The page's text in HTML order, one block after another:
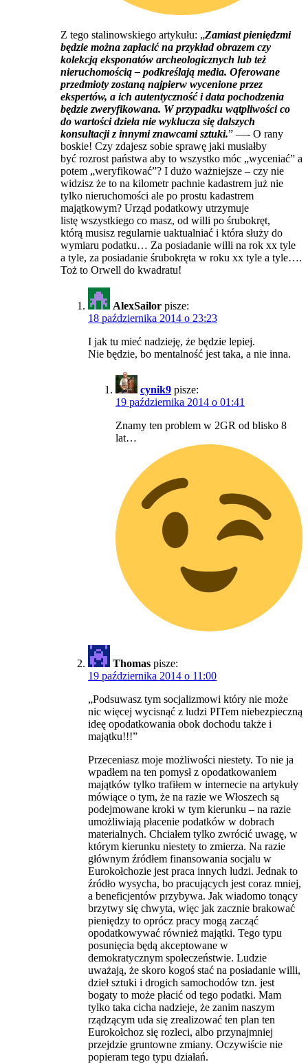
Z tego stalinowskiego artykułu: „Zamiast pieniędzmi
będzie można zapłacić na przykład obrazem czy
kolekcją eksponatów archeologicznych lub też
nieruchomością – podkreślają media. Oferowane
przedmioty zostaną najpierw wycenione przez
ekspertów, a ich autentyczność i data pochodzenia
będzie zweryfikowana. W przypadku wątpliwości co
do wartości dzieła nie wyklucza się dalszych
konsultacji z innymi znawcami sztuki.” —- O rany
boskie! Czy zdajesz sobie sprawę jaki musiałby
być rozrost państwa aby to wszystko móc „wyceniać” a
potem „weryfikować”? I dużo ważniejsze – czy nie
widzisz że to na kilometr pachnie kadastrem już nie
tylko nieruchomości ale po prostu kadastrem
majątkowym? Urząd podatkowy utrzymuje
listę wszystkiego co masz, od willi po śrubokręt,
którą musisz regularnie uaktualniać i która służy do
wymiaru podatku… Za posiadanie willi na rok xx tyle
a tyle, za posiadanie śrubokręta w roku xx tyle a tyle….
Toż to Orwell do kwadratu!
AlexSailor pisze:
18 października 2014 o 23:23
I jak tu mieć nadzieję, że będzie lepiej.
Nie będzie, bo mentalność jest taka, a nie inna.
cynik9 pisze:
19 października 2014 o 01:41
Znamy ten problem w 2GR od blisko 8
lat…
Thomas pisze:
19 października 2014 o 11:00
„Podsuwasz tym socjalizmowi który nie może
nic więcej wycisnąć z ludzi PITem niebezpieczną
ideę opodatkowania obok dochodu także i
majątku!!!”
Przeceniasz moje możliwości niestety. To nie ja
wpadłem na ten pomysł z opodatkowaniem
majątków tylko trafiłem w internecie na artykuły
mówiące o tym, że na razie we Włoszech są
podejmowane kroki w tym kierunku – na razie
umożliwiają płacenie podatków w dobrach
materialnych. Chciałem tylko zwrócić uwagę, w
którym kierunku niestety to zmierza. Na razie
głównym źródłem finansowania socjalu w
Eurokołchozie jest praca innych ludzi. Jednak to
źródło wysycha, bo pracujących jest coraz mniej,
a beneficjentów przybywa. Jak wiadomo tonący
brzytwy się chwyta, więc jak zacznie brakować
pieniędzy to oprócz pracy mogą zacząć
opodatkowywać również majątki. Tego typu
posunięcia będą akceptowane w
demokratycznym społeczeństwie. Ludzie
uważają, że skoro kogoś stać na posiadanie willi,
dzieł sztuki i drogich samochodów tzn. jest
bogaty to może płacić od tego podatki. Mam
tylko taka cicha nadzieje, że zanim naszym
rządzącym uda się zrealizować ten plan ten
Eurokołchoz się rozleci, albo przynajmniej
przejdzie gruntowne zmiany. Oczywiście nie
popieram tego typu działań.